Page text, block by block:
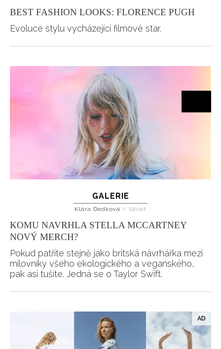
BEST FASHION LOOKS: FLORENCE PUGH
Evoluce stylu vycházející filmové star.
GALERIE
Klára Dedková / Sdílet
KOMU NAVRHLA STELLA MCCARTNEY
NOVÝ MERCH?
Pokud patříte stejně jako britská návrhářka mezi
milovníky všeho ekologického a veganského,
pak asi tušíte. Jedná se o Taylor Swift.